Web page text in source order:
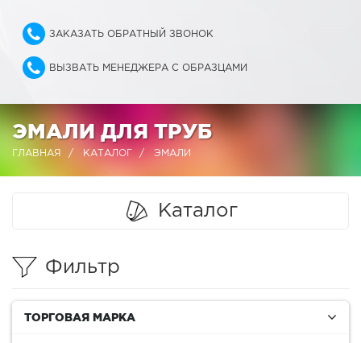
ЗАКАЗАТЬ ОБРАТНЫЙ ЗВОНОК
ВЫЗВАТЬ МЕНЕДЖЕРА С ОБРАЗЦАМИ
ЭМАЛИ ДЛЯ ТРУБ
ГЛАВНАЯ КАТАЛОГ ЭМАЛИ
Каталог
Фильтр
ТОРГОВАЯ МАРКА